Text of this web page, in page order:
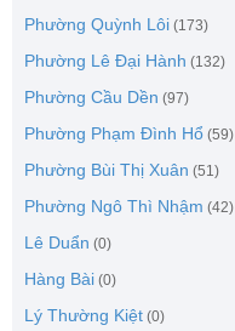
Phường Quỳnh Lôi (173)
Phường Lê Đại Hành (132)
Phường Cầu Dền (97)
Phường Phạm Đình Hổ (59)
Phường Bùi Thị Xuân (51)
Phường Ngô Thì Nhậm (42)
Lê Duẩn (0)
Hàng Bài (0)
Lý Thường Kiệt (0)